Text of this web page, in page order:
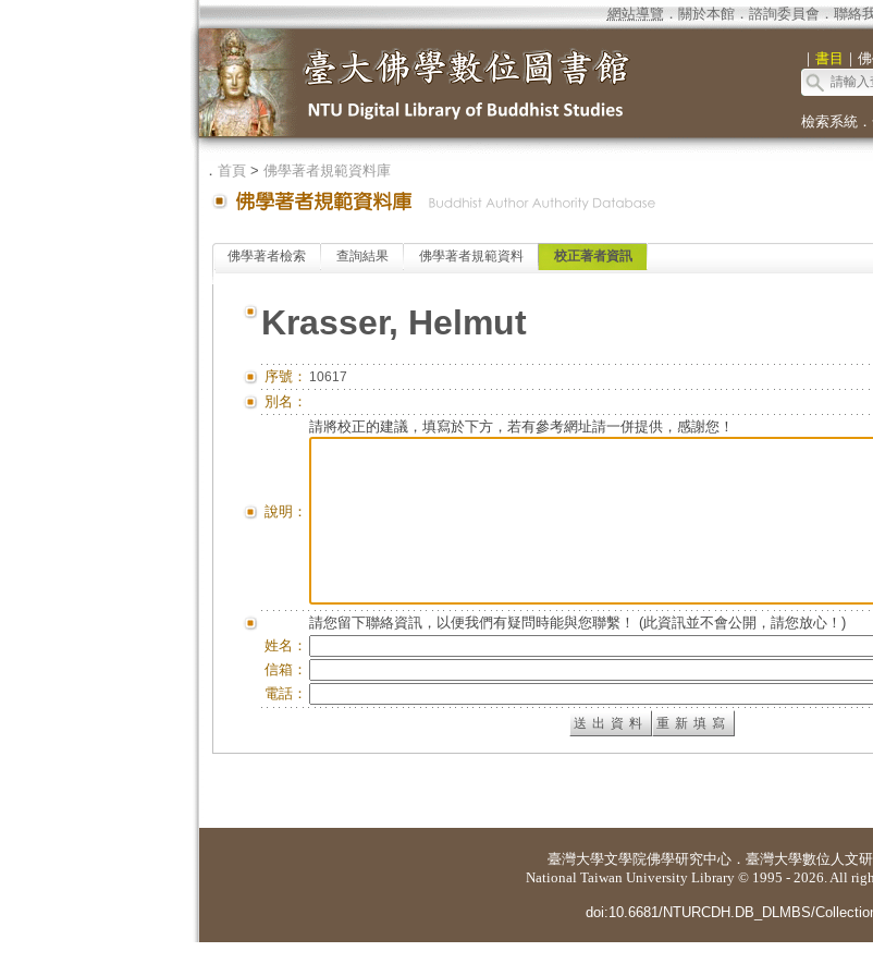
網站導覽 ． 關於本館． 諮詢委員會． 聯絡
｜ 書目 ｜
檢索系統．
． 首頁> 佛學著者規範資料庫
佛學著者檢索 查詢結果 佛學著者規範資料 校正著者資訊
Krasser, Helmut
序號： 10617
別名：
說明：
請將校正的建議，填寫於下方，若有參考網址請一併提供，感謝您！
請您留下聯絡資訊，以便我們有疑問時能與您聯繫！ (此資訊並不會公開，請您放心！)
姓名：
信箱：
電話：
臺灣大學文學院佛學研究中心 ． 臺灣大學數位人文
National Taiwan University Library © 1995 - 2026. All
doi:10.6681/NTURCDH.DB_DLMBS/